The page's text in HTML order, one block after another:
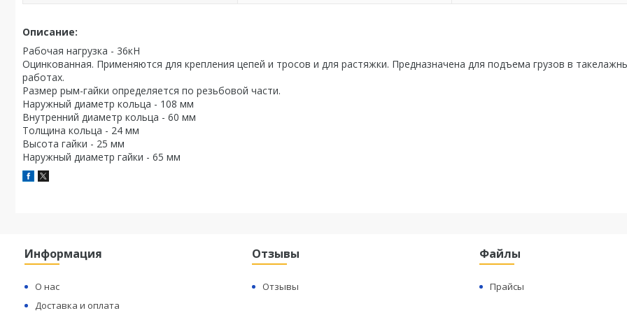
Описание:
Рабочая нагрузка - 36кН
Оцинкованная. Применяются для крепления цепей и тросов и для растяжки. Предназначена для подъема грузов в
работах.
Размер рым-гайки определяется по резьбовой части.
Наружный диаметр кольца - 108 мм
Внутренний диаметр кольца - 60 мм
Толщина кольца - 24 мм
Высота гайки - 25 мм
Наружный диаметр гайки - 65 мм
Информация
О нас
Доставка и оплата
Отзывы
Отзывы
Файлы
Прайсы